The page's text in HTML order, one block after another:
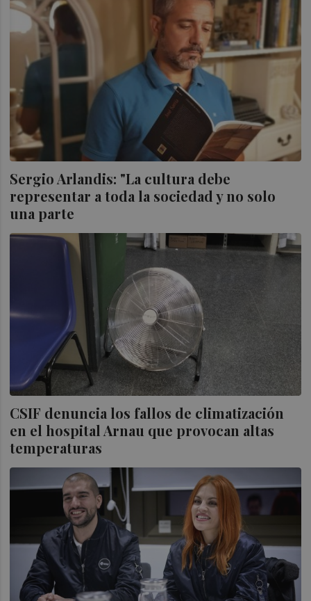
Sergio Arlandis: "La cultura debe
representar a toda la sociedad y no solo
una parte
CSIF denuncia los fallos de climatización
en el hospital Arnau que provocan altas
temperaturas